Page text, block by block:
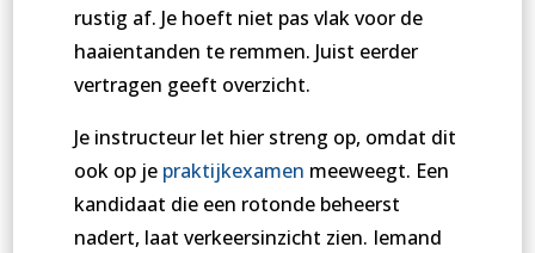
rustig af. Je hoeft niet pas vlak voor de
haaientanden te remmen. Juist eerder
vertragen geeft overzicht.
Je instructeur let hier streng op, omdat dit
ook op je praktijkexamen meeweegt. Een
kandidaat die een rotonde beheerst
nadert, laat verkeersinzicht zien. Iemand